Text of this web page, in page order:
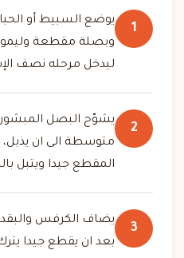
1
يوضع السبيط أو
وبصلة مقطعة
ليدخل مرحله نصف
2
يشوّح البصل المبشور
متوسطة الى ان
المقطع جيدا ويتبل
3
يضاف الكرفس